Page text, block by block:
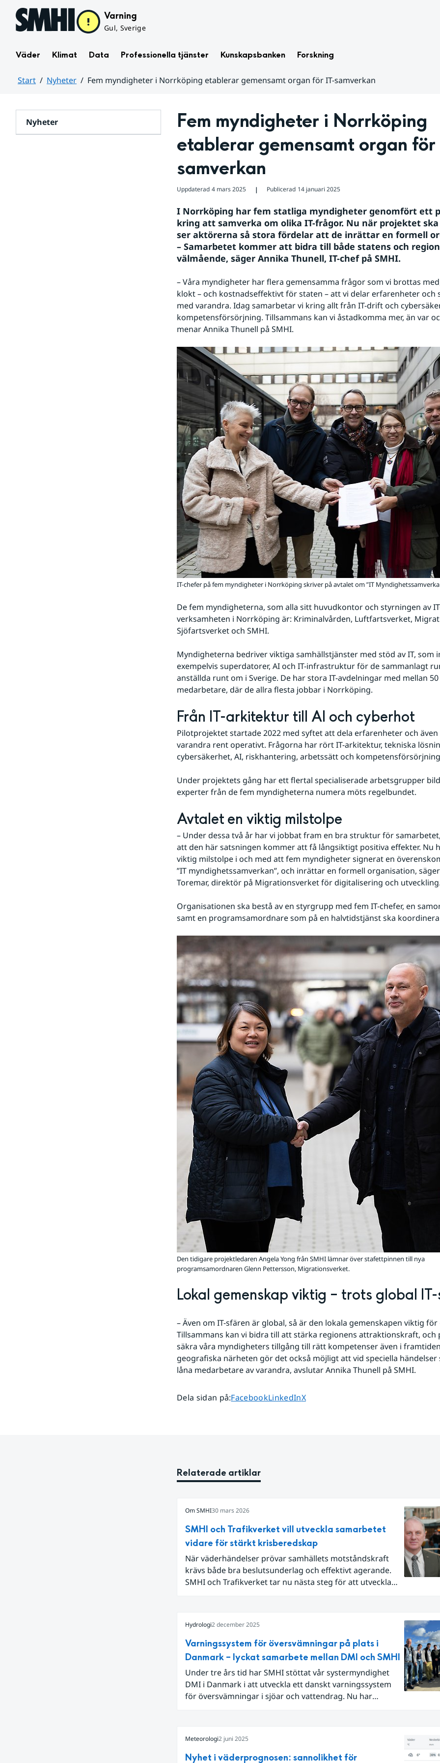
Hoppa till sidans innehåll Varning
Gul, Sverige
Väder Klimat Data Professionella tjänster Kunskapsbanken Forskning
Start Nyheter
Fem myndigheter i Norrköping etablerar gemensamt organ för IT-samverkan
Nyheter
Fem myndigheter i Norrköping
etablerar gemensamt organ för
samverkan
Uppdaterad 4 mars 2025 ❘ Publicerad 14 januari 2025
I Norrköping har fem statliga myndigheter genomfört ett
kring att samverka om olika IT-frågor. Nu när projektet
ser aktörerna så stora fördelar att de inrättar en formell
– Samarbetet kommer att bidra till både statens och
välmående, säger Annika Thunell, IT-chef på SMHI.
– Våra myndigheter har flera gemensamma frågor som vi brottas
klokt – och kostnadseffektivt för staten – att vi delar erfarenheter och
med varandra. Idag samarbetar vi kring allt från IT-drift och
kompetensförsörjning. Tillsammans kan vi åstadkomma mer, än var
menar Annika Thunell på SMHI.
IT-chefer på fem myndigheter i Norrköping skriver på avtalet om ”IT
De fem myndigheterna, som alla sitt huvudkontor och styrningen av
verksamheten i Norrköping är: Kriminalvården, Luftfartsverket,
Sjöfartsverket och SMHI.
Myndigheterna bedriver viktiga samhällstjänster med stöd av IT, som
exempelvis superdatorer, AI och IT-infrastruktur för de sammanlagt
anställda runt om i Sverige. De har stora IT-avdelningar med mellan
medarbetare, där de allra flesta jobbar i Norrköping.
Från IT-arkitektur till AI och cyberhot
Pilotprojektet startade 2022 med syftet att dela erfarenheter och
varandra rent operativt. Frågorna har rört IT-arkitektur, tekniska
cybersäkerhet, AI, riskhantering, arbetssätt och
Under projektets gång har ett flertal specialiserade arbetsgrupper
experter från de fem myndigheterna numera möts regelbundet.
Avtalet en viktig milstolpe
– Under dessa två år har vi jobbat fram en bra struktur för
att den här satsningen kommer att få långsiktigt positiva effekter. Nu
viktig milstolpe i och med att fem myndigheter signerat en
”IT myndighetssamverkan”, och inrättar en formell organisation,
Toremar, direktör på Migrationsverket för digitalisering och
Organisationen ska bestå av en styrgrupp med fem IT-chefer, en
samt en programsamordnare som på en halvtidstjänst ska
Den tidigare projektledaren Angela Yong från SMHI lämnar över stafettpinnen till nya
programsamordnaren Glenn Pettersson, Migrationsverket.
Lokal gemenskap viktig – trots global
– Även om IT-sfären är global, så är den lokala gemenskapen viktig för
Tillsammans kan vi bidra till att stärka regionens attraktionskraft, och
säkra våra myndigheters tillgång till rätt kompetenser även i
geografiska närheten gör det också möjligt att vid speciella
låna medarbetare av varandra, avslutar Annika Thunell på SMHI.
Dela sidan på:Dela sidan på
FacebookDela sidan på
LinkedInDela sidan på
X
Relaterade artiklar
Om SMHI30 mars 2026
SMHI och Trafikverket vill utveckla samarbetet
vidare för stärkt krisberedskap
När väderhändelser prövar samhällets motståndskraft
krävs både bra beslutsunderlag och effektivt agerande.
SMHI och Trafikverket tar nu nästa steg för att utveckla
Hydrologi2 december 2025
Varningssystem för översvämningar på plats i
Danmark – lyckat samarbete mellan DMI och SMHI
Under tre års tid har SMHI stöttat vår systermyndighet
DMI i Danmark i att utveckla ett danskt varningssystem
för översvämningar i sjöar och vattendrag. Nu har
drift.
Meteorologi2 juni 2025
Nyhet i väderprognosen: sannolikhet för